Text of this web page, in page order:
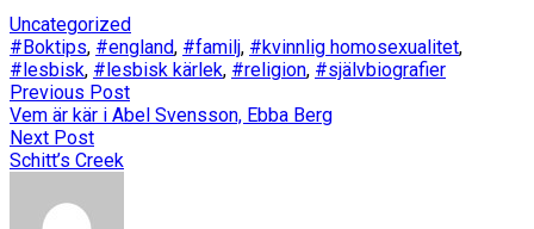
Uncategorized
#Boktips, #england, #familj, #kvinnlig homosexualitet,
#lesbisk, #lesbisk kärlek, #religion, #självbiografier
Previous Post
Vem är kär i Abel Svensson, Ebba Berg
Next Post
Schitt’s Creek